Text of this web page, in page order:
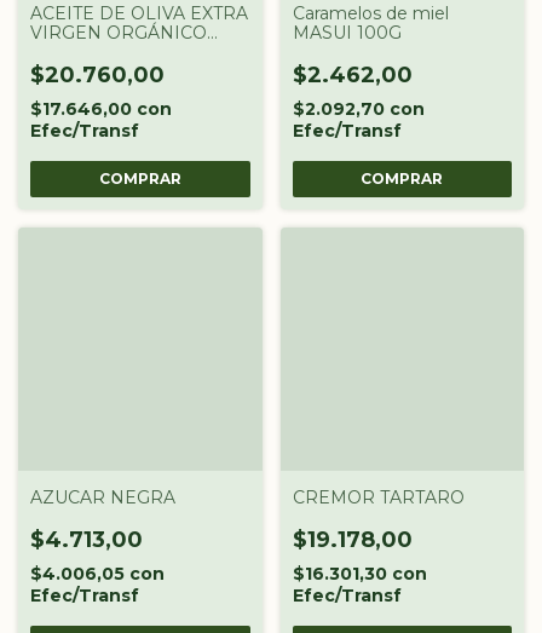
ACEITE DE OLIVA EXTRA
VIRGEN ORGÁNICO
X500ML
$20.760,00
$17.646,00 con
Efec/Transf
Caramelos de miel
MASUI 100G
$2.462,00
$2.092,70 con
Efec/Transf
AZUCAR NEGRA
$4.713,00
$4.006,05 con
Efec/Transf
CREMOR TARTARO
$19.178,00
$16.301,30 con
Efec/Transf